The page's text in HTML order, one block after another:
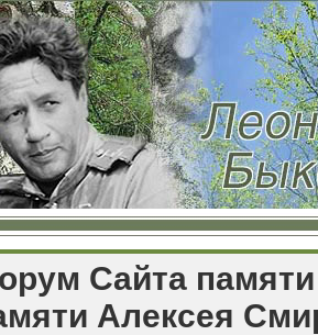
Сайта
Алексея